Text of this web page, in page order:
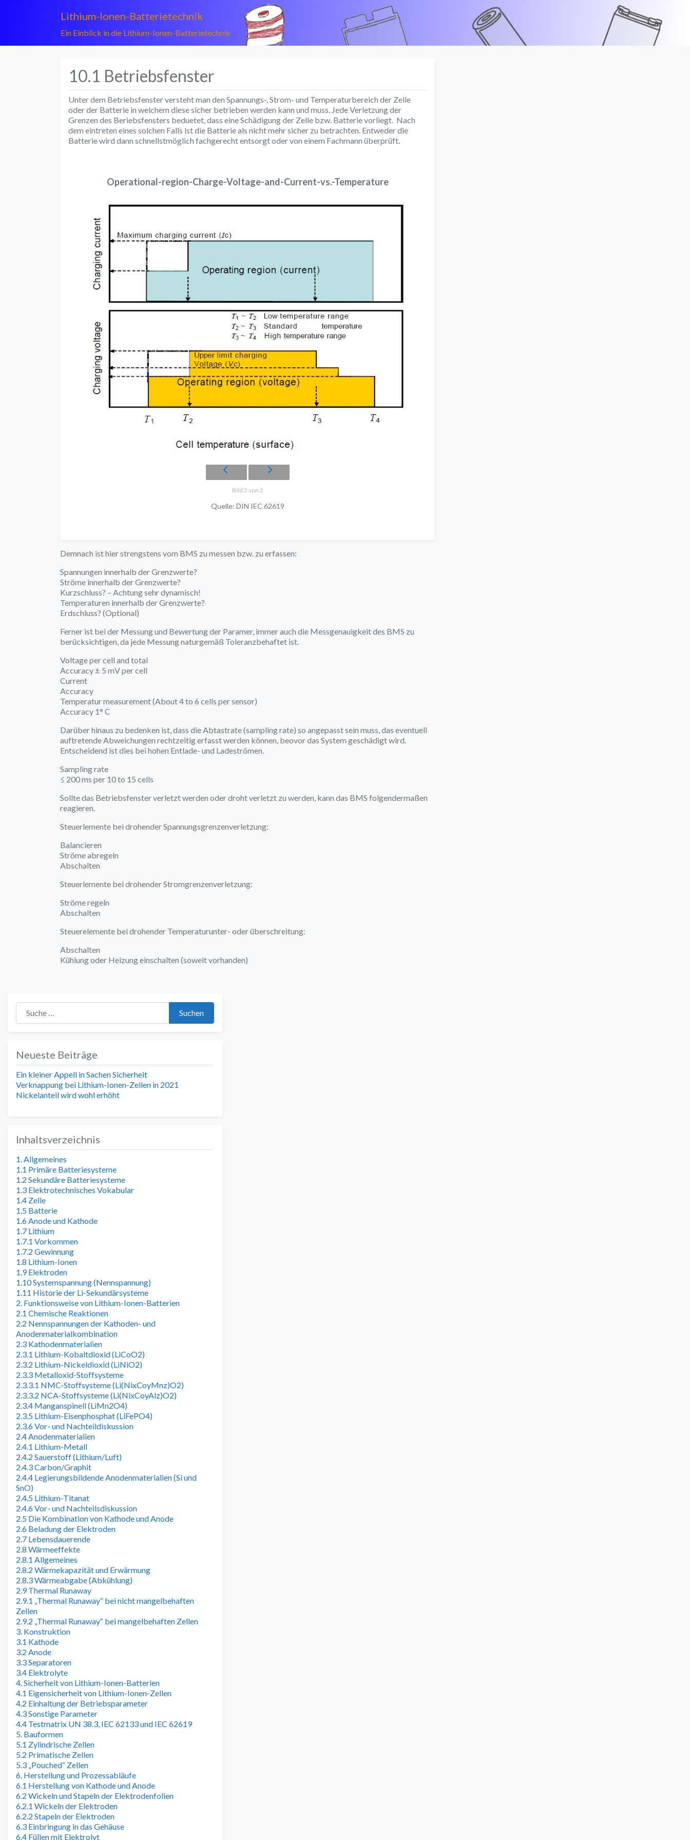
Lithium-Ionen-Batterietechnik
Ein Einblick in die Lithium-Ionen-Batterietechnik
10.1 Betriebsfenster
Unter dem Betriebsfenster versteht man den Spannungs-, Strom- und Temperaturbereich der Zelle
oder der Batterie in welchem diese sicher betrieben werden kann und muss. Jede Verletzung der
Grenzen des Beriebsfensters beduetet, dass eine Schädigung der Zelle bzw. Batterie vorliegt. Nach
dem eintreten eines solchen Falls ist die Batterie als nicht mehr sicher zu betrachten. Entweder die
Batterie wird dann schnellstmöglich fachgerecht entsorgt oder von einem Fachmann überprüft.
Operational-region-Charge-Voltage-and-Current-vs.-Temperature
Bild 2 von 2
Quelle: DIN IEC 62619
Demnach ist hier strengstens vom BMS zu messen bzw. zu erfassen:
Spannungen innerhalb der Grenzwerte?
Ströme innerhalb der Grenzwerte?
Kurzschluss? – Achtung sehr dynamisch!
Temperaturen innerhalb der Grenzwerte?
Erdschluss? (Optional)
Ferner ist bei der Messung und Bewertung der Paramer, immer auch die Messgenauigkeit des BMS zu
berücksichtigen, da jede Messung naturgemäß Toleranzbehaftet ist.
Voltage per cell and total
Accuracy ± 5 mV per cell
Current
Accuracy
Temperatur measurement (About 4 to 6 cells per sensor)
Accuracy 1° C
Darüber hinaus zu bedenken ist, dass die Abtastrate (sampling rate) so angepasst sein muss, das eventuell
auftretende Abweichungen rechtzeitig erfasst werden können, beovor das System geschädigt wird.
Entscheidend ist dies bei hohen Entlade- und Ladeströmen.
Sampling rate
≤ 200 ms per 10 to 15 cells
Sollte das Betriebsfenster verletzt werden oder droht verletzt zu werden, kann das BMS folgendermaßen
reagieren.
Steuerlemente bei drohender Spannungsgrenzenverletzung:
Balancieren
Ströme abregeln
Abschalten
Steuerlemente bei drohender Stromgrenzenverletzung:
Ströme regeln
Abschalten
Steuerelemente bei drohender Temperaturunter- oder überschreitung:
Abschalten
Kühlung oder Heizung einschalten (soweit vorhanden)
Suche nach:
Suchen
Neueste Beiträge
Ein kleiner Appell in Sachen Sicherheit
Verknappung bei Lithium-Ionen-Zellen in 2021
Nickelanteil wird wohl erhöht
Inhaltsverzeichnis
1. Allgemeines
1.1 Primäre Batteriesysteme
1.2 Sekundäre Batteriesysteme
1.3 Elektrotechnisches Vokabular
1.4 Zelle
1.5 Batterie
1.6 Anode und Kathode
1.7 Lithium
1.7.1 Vorkommen
1.7.2 Gewinnung
1.8 Lithium-Ionen
1.9 Elektroden
1.10 Systemspannung (Nennspannung)
1.11 Historie der Li-Sekundärsysteme
2. Funktionsweise von Lithium-Ionen-Batterien
2.1 Chemische Reaktionen
2.2 Nennspannungen der Kathoden- und
Anodenmaterialkombination
2.3 Kathodenmaterialien
2.3.1 Lithium-Kobaltdioxid (LiCoO2)
2.3.2 Lithium-Nickeldioxid (LiNiO2)
2.3.3 Metalloxid-Stoffsysteme
2.3.3.1 NMC-Stoffsysteme (Li(NixCoyMnz)O2)
2.3.3.2 NCA-Stoffsysteme (Li(NixCoyAlz)O2)
2.3.4 Manganspinell (LiMn2O4)
2.3.5 Lithium-Eisenphosphat (LiFePO4)
2.3.6 Vor- und Nachteildiskussion
2.4 Anodenmaterialien
2.4.1 Lithium-Metall
2.4.2 Sauerstoff (Lithium/Luft)
2.4.3 Carbon/Graphit
2.4.4 Legierungsbildende Anodenmaterialien (Si und
SnO)
2.4.5 Lithium-Titanat
2.4.6 Vor- und Nachteilsdiskussion
2.5 Die Kombination von Kathode und Anode
2.6 Beladung der Elektroden
2.7 Lebensdauerende
2.8 Wärmeeffekte
2.8.1 Allgemeines
2.8.2 Wärmekapazität und Erwärmung
2.8.3 Wärmeabgabe (Abkühlung)
2.9 Thermal Runaway
2.9.1 „Thermal Runaway“ bei nicht mangelbehaften
Zellen
2.9.2 „Thermal Runaway“ bei mangelbehaften Zellen
3. Konstruktion
3.1 Kathode
3.2 Anode
3.3 Separatoren
3.4 Elektrolyte
4. Sicherheit von Lithium-Ionen-Batterien
4.1 Eigensicherheit von Lithium-Ionen-Zellen
4.2 Einhaltung der Betriebsparameter
4.3 Sonstige Parameter
4.4 Testmatrix UN 38.3, IEC 62133 und IEC 62619
5. Bauformen
5.1 Zylindrische Zellen
5.2 Primatische Zellen
5.3 „Pouched“ Zellen
6. Herstellung und Prozessabläufe
6.1 Herstellung von Kathode und Anode
6.2 Wickeln und Stapeln der Elektrodenfolien
6.2.1 Wickeln der Elektroden
6.2.2 Stapeln der Elektroden
6.3 Einbringung in das Gehäuse
6.4 Füllen mit Elektrolyt